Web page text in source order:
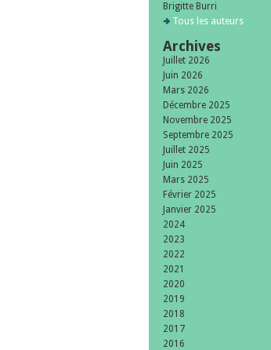
Brigitte Burri
Tous les auteurs
Archives
Juillet 2026
Juin 2026
Mars 2026
Décembre 2025
Novembre 2025
Septembre 2025
Juillet 2025
Juin 2025
Mars 2025
Février 2025
Janvier 2025
2024
2023
2022
2021
2020
2019
2018
2017
2016